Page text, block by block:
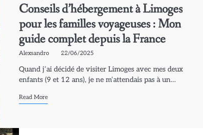
Conseils d’hébergement à Limoges
pour les familles voyageuses : Mon
guide complet depuis la France
Alexsandro 22/06/2025
Quand j’ai décidé de visiter Limoges avec mes deux
enfants (9 et 12 ans), je ne m’attendais pas à un…
Read More